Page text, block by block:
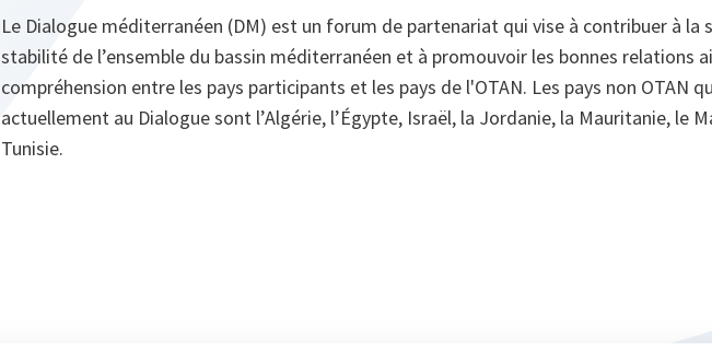
Le Dialogue méditerranéen (DM) est un forum de partenariat qui vise à contribuer à la
stabilité de l’ensemble du bassin méditerranéen et à promouvoir les bonnes relations
compréhension entre les pays participants et les pays de l'OTAN. Les pays non OTAN
actuellement au Dialogue sont l’Algérie, l’Égypte, Israël, la Jordanie, la Mauritanie, le
Tunisie.